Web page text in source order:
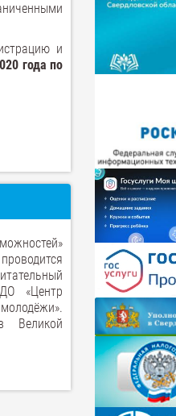
и
года по
«Центр
Великой